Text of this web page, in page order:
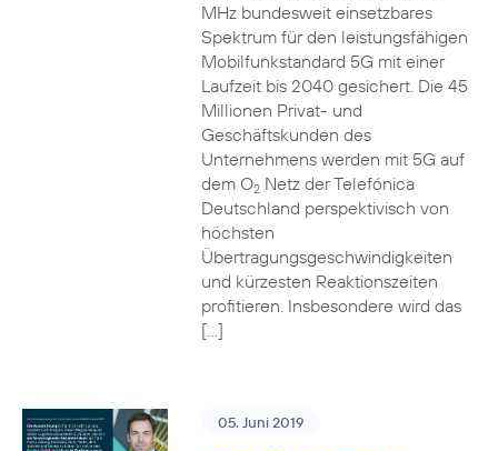
MHz bundesweit einsetzbares
Spektrum für den leistungsfähigen
Mobilfunkstandard 5G mit einer
Laufzeit bis 2040 gesichert. Die 45
Millionen Privat- und
Geschäftskunden des
Unternehmens werden mit 5G auf
dem O2Netz der Telefónica
Deutschland perspektivisch von
höchsten
Übertragungsgeschwindigkeiten
und kürzesten Reaktionszeiten
profitieren. Insbesondere wird das
[…]
05. Juni 2019